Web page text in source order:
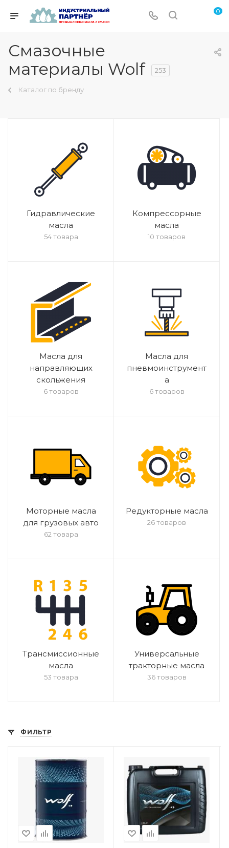
0
Смазочные
материалы Wolf
253
Каталог по бренду
Гидравлические
масла
54 товара
Компрессорные
масла
10 товаров
Масла для
направляющих
скольжения
6 товаров
Масла для
пневмоинструмент
а
6 товаров
Моторные масла
для грузовых авто
62 товара
Редукторные масла
26 товаров
Трансмиссионные
масла
53 товара
Универсальные
тракторные масла
36 товаров
ФИЛЬТР